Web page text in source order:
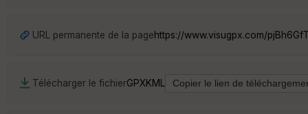
URL permanente de la pagehttps://www.visugpx.com/
Télécharger le fichierGPXKML